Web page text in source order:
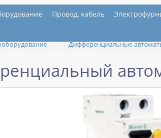
Провод, кабель
Дифференциальные